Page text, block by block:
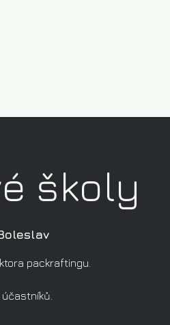
školy
packraftingu.